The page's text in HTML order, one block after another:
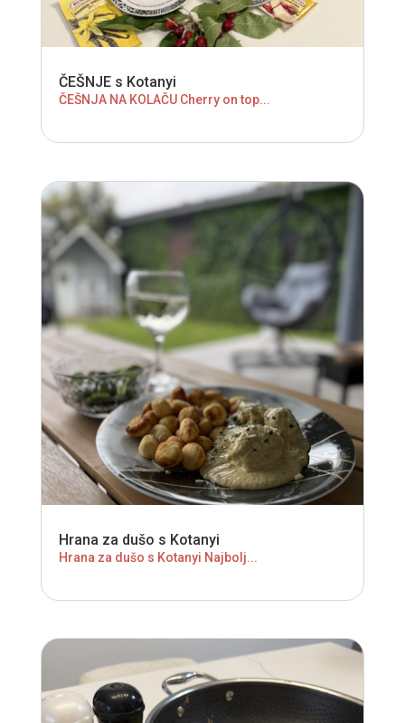
ČEŠNJE s Kotanyi
ČEŠNJA NA KOLAČU Cherry on top...
Hrana za dušo s Kotanyi
Hrana za dušo s Kotanyi Najbolj...